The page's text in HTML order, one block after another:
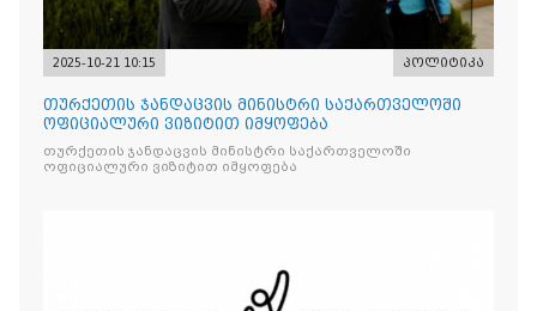
2025-10-21 10:15 პოლიტიკა
თურქეთის ჯანდაცვის მინისტრი საქართველოში
ოფიციალური ვიზიტით იმყოფება
თურქეთის ჯანდაცვის მინისტრი საქართველოში
ოფიციალური ვიზიტით იმყოფება